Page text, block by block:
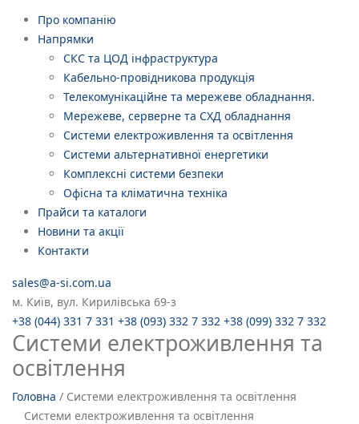
Про компанію
Напрямки
СКС та ЦОД інфраструктура
Кабельно-провідникова продукція
Телекомунікаційне та мережеве обладнання.
Мережеве, серверне та СХД обладнання
Системи електроживлення та освітлення
Системи альтернативної енергетики
Комплексні системи безпеки
Офісна та кліматична техніка
Прайси та каталоги
Новини та акції
Контакти
sales@a-si.com.ua
м. Київ, вул. Кирилівська 69-з
+38 (044) 331 7 331 +38 (093) 332 7 332 +38 (099) 332 7 332
Системи електроживлення та
освітлення
Головна / Системи електроживлення та освітлення
Системи електроживлення та освітлення